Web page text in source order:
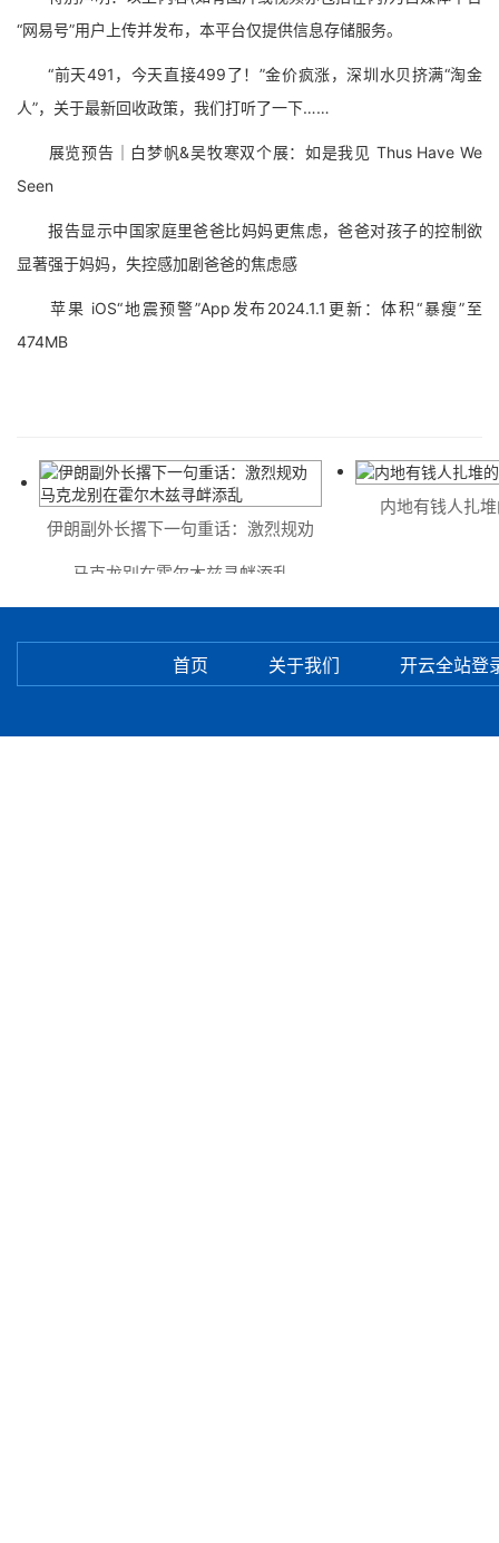
“网易号”用户上传并发布，本平台仅提供信息存储服务。
“前天491，今天直接499了！”金价疯涨，深圳水贝挤满“淘金
人”，关于最新回收政策，我们打听了一下……
展览预告｜白梦帆&吴牧寒双个展：如是我见 Thus Have We
Seen
报告显示中国家庭里爸爸比妈妈更焦虑，爸爸对孩子的控制欲
显著强于妈妈，失控感加剧爸爸的焦虑感
苹果 iOS“地震预警”App发布2024.1.1更新：体积“暴瘦”至
474MB
伊朗副外长撂下一句重话：激烈规劝
马克龙别在霍尔木兹寻衅添乱
内地有钱人扎堆
首页 关于我们 开云全站登